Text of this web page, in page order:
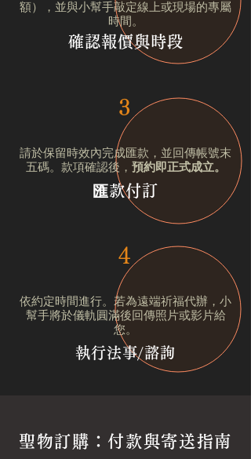
額），並與小幫手敲定線上或現場的專屬
時間。
確認報價與時段
3
請於保留時效內完成匯款，並回傳帳號末
五碼。款項確認後， 預約即正式成立。
匯款付訂
4
依約定時間進行。若為遠端祈福代辦，小
幫手將於儀軌圓滿後回傳照片或影片給
您。
執行法事/諮詢
聖物訂購：付款與寄送指南